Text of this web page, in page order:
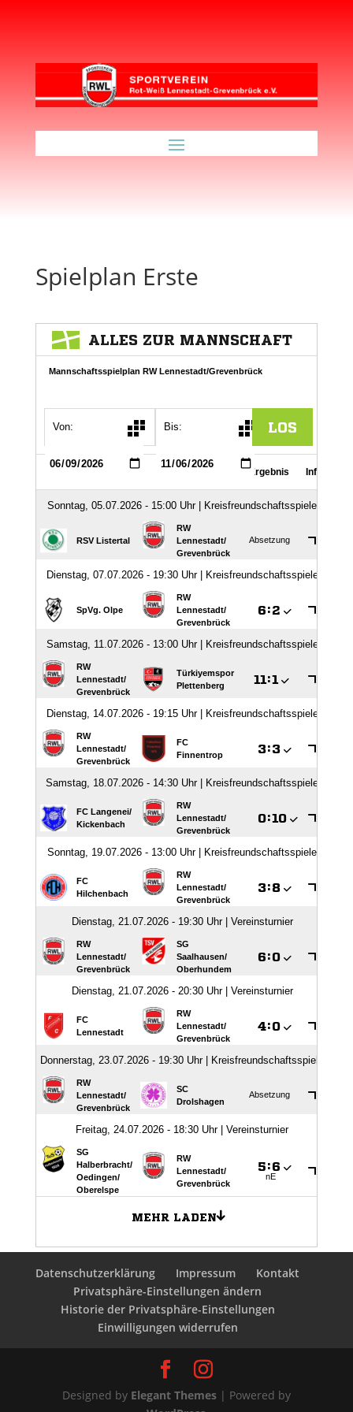
Spielplan Erste
Datenschutzerklärung Impressum
Kontakt
Privatsphäre-Einstellungen ändern
Historie der Privatsphäre-Einstellungen
Einwilligungen widerrufen
Designed by Elegant Themes| Powered by